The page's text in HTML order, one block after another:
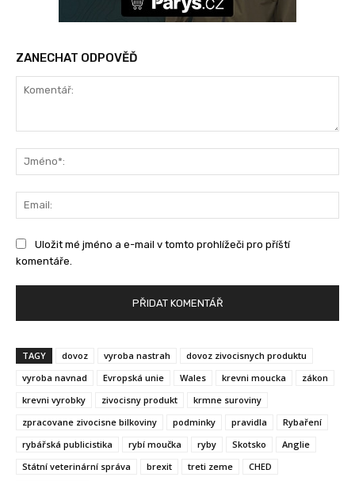
ZANECHAT ODPOVĚĎ
Uložit mé jméno a e-mail v tomto prohlížeči pro příští
komentáře.
TAGY dovoz vyroba nastrah
dovoz zivocisnych produktu
vyroba navnad
Evropská unie Wales krevni moucka
zákon
krevni vyrobky
zivocisny produkt
krmne suroviny
zpracovane zivocisne bilkoviny
podminky pravidla
Rybaření
rybářská publicistika
rybí moučka ryby Skotsko
Anglie
Státní veterinární správa
brexit treti zeme
CHED